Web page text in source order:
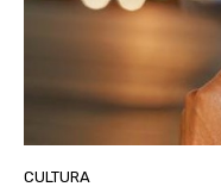
CULTURA